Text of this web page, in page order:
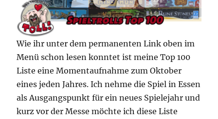
Wie ihr unter dem permanenten Link oben im
Menü schon lesen konntet ist meine Top 100
Liste eine Momentaufnahme zum Oktober
eines jeden Jahres. Ich nehme die Spiel in Essen
als Ausgangspunkt für ein neues Spielejahr und
kurz vor der Messe möchte ich diese Liste